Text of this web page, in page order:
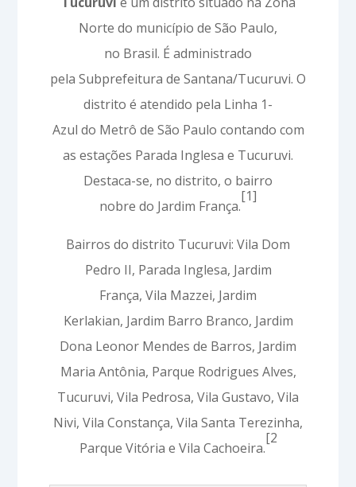
Norte do município de São Paulo,
no Brasil. É administrado
pela Subprefeitura de Santana/Tucuruvi. O
distrito é atendido pela Linha 1-
Azul do Metrô de São Paulo contando com
as estações Parada Inglesa e Tucuruvi.
Destaca-se, no distrito, o bairro
nobre do Jardim França.
[1]
Bairros do distrito Tucuruvi: Vila Dom
Pedro II, Parada Inglesa, Jardim
França, Vila Mazzei, Jardim
Kerlakian, Jardim Barro Branco, Jardim
Dona Leonor Mendes de Barros, Jardim
Maria Antônia, Parque Rodrigues Alves,
Tucuruvi, Vila Pedrosa, Vila Gustavo, Vila
Nivi, Vila Constança, Vila Santa Terezinha,
Parque Vitória e Vila Cachoeira.
[2